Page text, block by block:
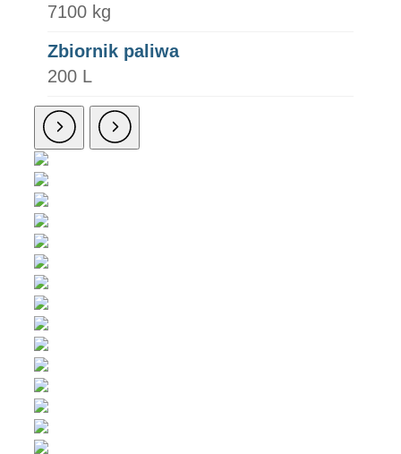
7100 kg
Zbiornik paliwa
200 L